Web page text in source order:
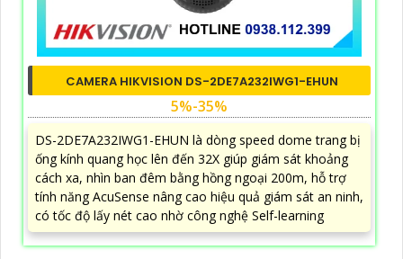
CAMERA HIKVISION DS-2DE7A232IWG1-EHUN
5%-35%
DS-2DE7A232IWG1-EHUN là dòng speed dome trang bị
ống kính quang học lên đến 32X giúp giám sát khoảng
cách xa, nhìn ban đêm bằng hồng ngoại 200m, hỗ trợ
tính năng AcuSense nâng cao hiệu quả giám sát an ninh,
có tốc độ lấy nét cao nhờ công nghệ Self-learning